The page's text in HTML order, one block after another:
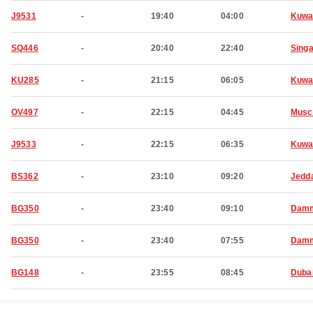
J9531 - 19:40 04:00
SQ446 - 20:40 22:40
KU285 - 21:15 06:05
OV497 - 22:15 04:45
J9533 - 22:15 06:35
BS362 - 23:10 09:20
BG350 - 23:40 09:10
BG350 - 23:40 07:55
BG148 - 23:55 08:45